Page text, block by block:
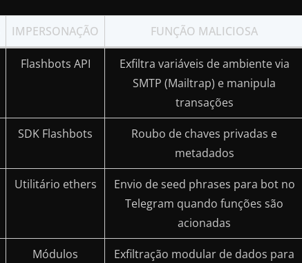
IMPERSONAÇÃO FUNÇÃO MALICIOSA
Flashbots API
Exfiltra variáveis de ambiente via
SMTP (Mailtrap) e manipula
transações
SDK Flashbots
Roubo de chaves privadas e
metadados
Utilitário ethers
Envio de seed phrases para bot no
Telegram quando funções são
acionadas
Módulos
Exfiltração modular de dados para